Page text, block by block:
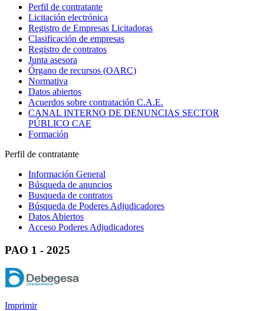
Perfil de contratante
Licitación electrónica
Registro de Empresas Licitadoras
Clasificación de empresas
Registro de contratos
Junta asesora
Órgano de recursos (OARC)
Normativa
Datos abiertos
Acuerdos sobre contratación C.A.E.
CANAL INTERNO DE DENUNCIAS SECTOR
PÚBLICO CAE
Formación
Perfil de contratante
Información General
Búsqueda de anuncios
Busqueda de contratos
Búsqueda de Poderes Adjudicadores
Datos Abiertos
Acceso Poderes Adjudicadores
PAO 1 - 2025
Imprimir